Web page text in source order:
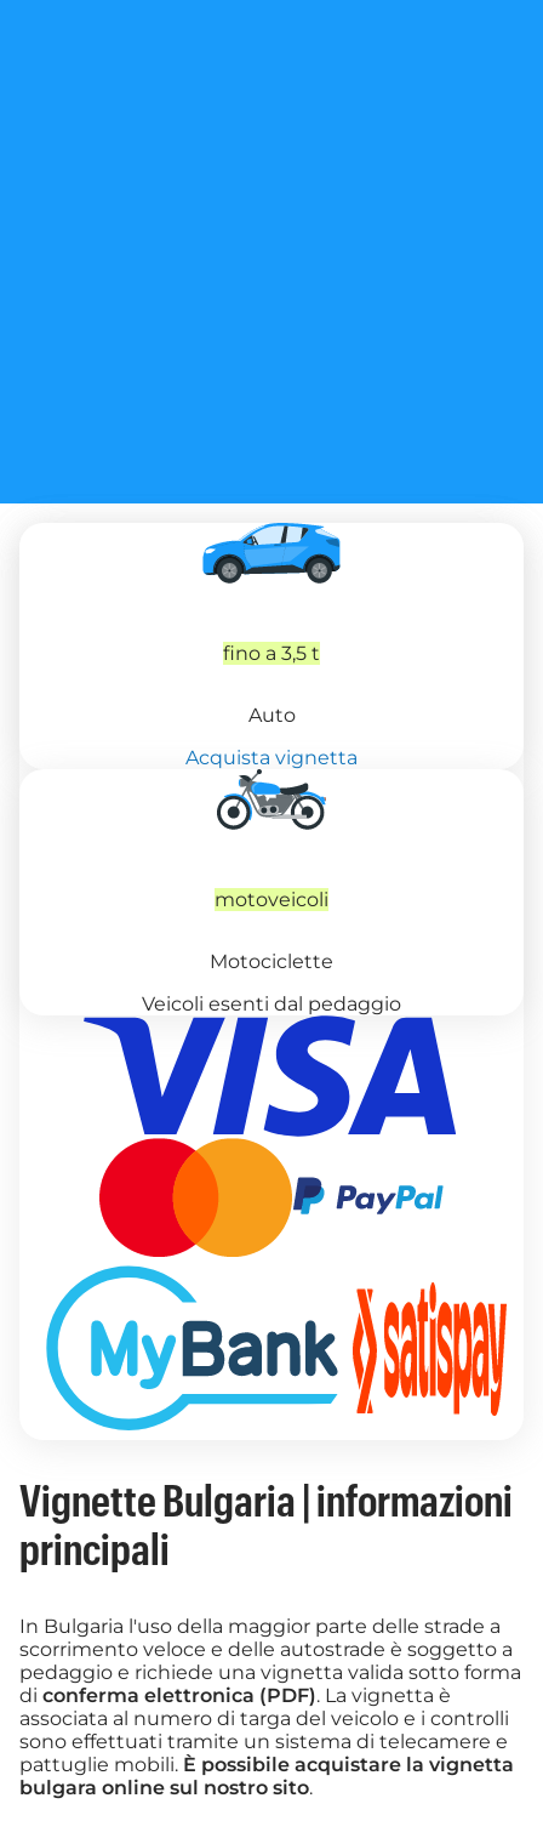
fino a 3,5 t
Auto
Acquista vignetta
motoveicoli
Motociclette
Veicoli esenti dal pedaggio
Vignette Bulgaria | informazioni
principali
In Bulgaria l'uso della maggior parte delle strade a
scorrimento veloce e delle autostrade è soggetto a
pedaggio e richiede una vignetta valida sotto forma
di conferma elettronica (PDF). La vignetta è
associata al numero di targa del veicolo e i controlli
sono effettuati tramite un sistema di telecamere e
pattuglie mobili. È possibile acquistare la vignetta
bulgara online sul nostro sito.